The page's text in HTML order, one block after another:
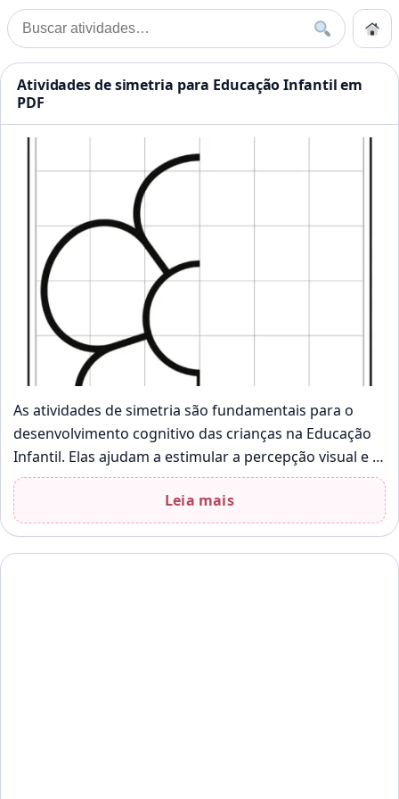
Pular para o conteúdo
Buscar por:
Buscar
Início
Início»Atividades de simetria para Educação Infantil em PDF
Atividades Educação
Atividades de simetria para Educação Infantil em
PDF
As atividades de simetria são fundamentais para o
desenvolvimento cognitivo das crianças na Educação
Infantil. Elas ajudam a estimular a percepção visual e a
coordenação motora, além de…
Leia mais